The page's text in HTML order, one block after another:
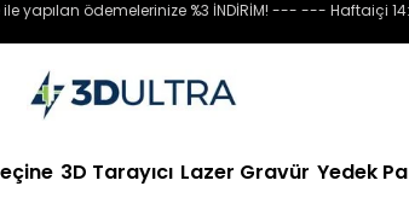
yapılan ödemelerinize %3 İNDİRİM! --- --- Haftaiçi
3D Tarayıcı Lazer Gravür Yedek